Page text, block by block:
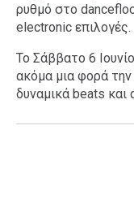
ρυθμό στο
electronic επιλογές.
Το Σάββατο 6
ακόμα μια φορά
δυναμικά beats και